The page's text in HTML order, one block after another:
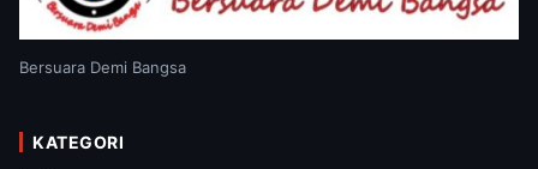
Bersuara Demi Bangsa
KATEGORI